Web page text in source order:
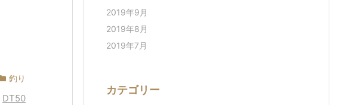
釣り
DT50
2019年9月
2019年8月
2019年7月
カテゴリー